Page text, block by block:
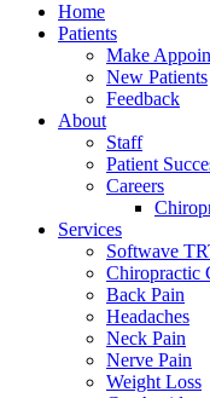
Home
Patients
Make
New Patients
Feedback
About
Staff
Patient
Careers
Services
Softwave
Chiropractic
Back Pain
Headaches
Neck Pain
Nerve Pain
Weight Loss